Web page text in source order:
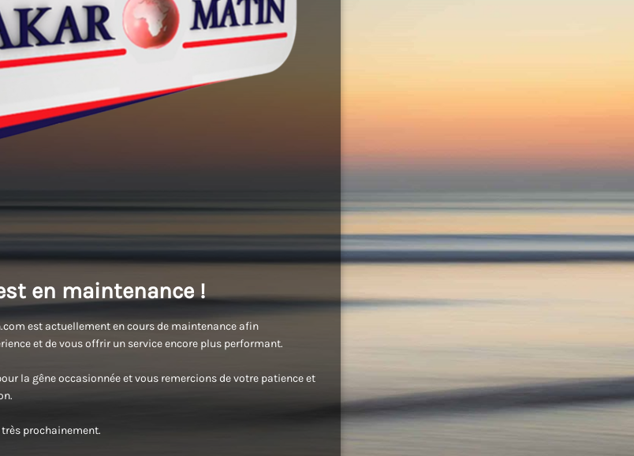
en maintenance !
est actuellement en cours de maintenance afin
et de vous offrir un service encore plus performant.
la gêne occasionnée et vous remercions de votre patience et
prochainement.